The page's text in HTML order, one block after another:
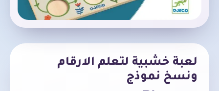
لعبة خشبية لتعلم الارقام
ونسخ نموذج